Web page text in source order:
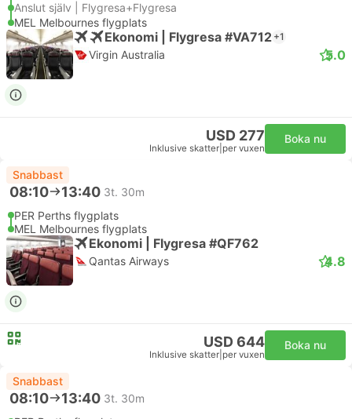
Anslut själv | Flygresa+Flygresa
MEL Melbournes flygplats
Ekonomi | Flygresa #VA712 +1
Virgin Australia 5.0
USD 277
Inklusive skatter per vuxen
Boka nu
Snabbast
08:10 13:40 3t. 30m
PER Perths flygplats
MEL Melbournes flygplats
Ekonomi | Flygresa #QF762
Qantas Airways 4.8
USD 644
Inklusive skatter per vuxen
Boka nu
Snabbast
08:10 13:40 3t. 30m